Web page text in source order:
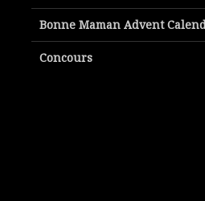
Bonne Maman Advent
Concours